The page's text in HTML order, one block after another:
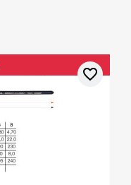
favorite_border